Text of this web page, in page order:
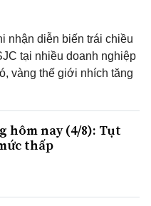
nhận diễn biến trái chiều
tại nhiều doanh nghiệp
vàng thế giới nhích tăng
hôm nay (4/8): Tụt
thấp